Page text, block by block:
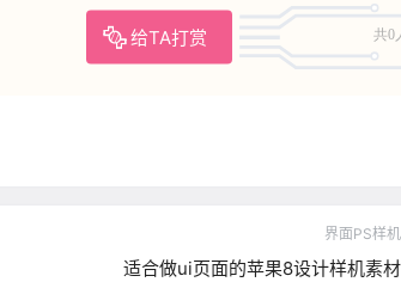
给TA打赏 共0
界面PS样机
适合做ui页面的苹果8设计样机素材